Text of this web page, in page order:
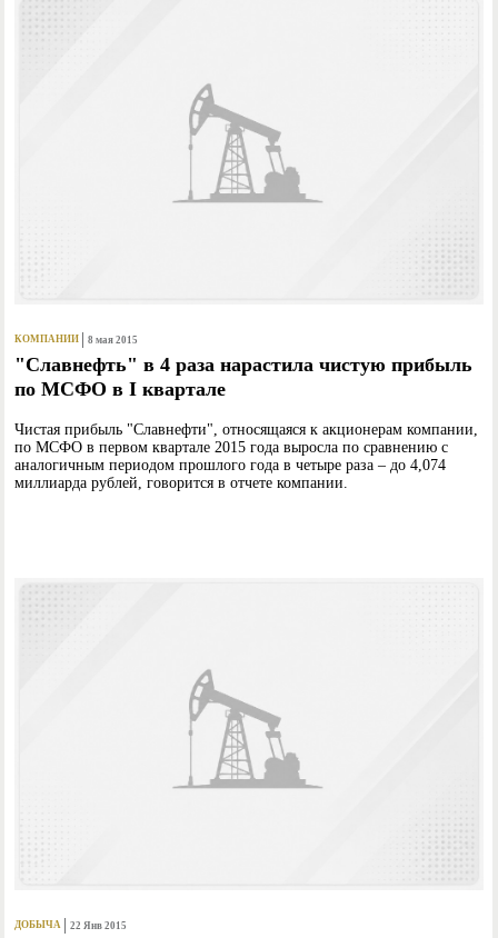
КОМПАНИИ 8 мая 2015
"Славнефть" в 4 раза нарастила чистую прибыль
по МСФО в I квартале
Чистая прибыль "Славнефти", относящаяся к акционерам компании,
по МСФО в первом квартале 2015 года выросла по сравнению с
аналогичным периодом прошлого года в четыре раза – до 4,074
миллиарда рублей, говорится в отчете компании.
ДОБЫЧА 22 Янв 2015